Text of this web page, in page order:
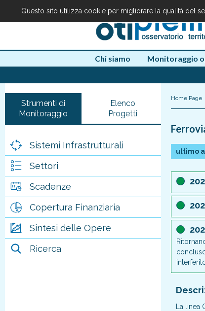
Chi siamo Monitoraggio
Strumenti di
Monitoraggio
Elenco
Progetti
Sistemi Infrastrutturali
Settori
Scadenze
Copertura Finanziaria
Sintesi delle Opere
Ricerca
Home Page
ultimo
La
Questo sito utilizza cookie per migliorare la qualità del